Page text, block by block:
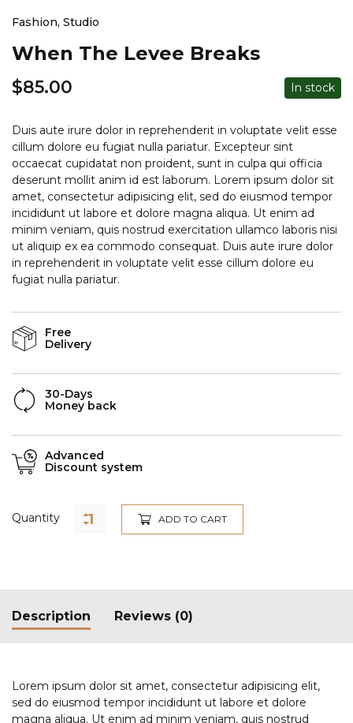
Fashion, Studio
When The Levee Breaks
$85.00 In stock
Duis aute irure dolor in reprehenderit in voluptate velit esse
cillum dolore eu fugiat nulla pariatur. Excepteur sint
occaecat cupidatat non proident, sunt in culpa qui officia
deserunt mollit anim id est laborum. Lorem ipsum dolor sit
amet, consectetur adipisicing elit, sed do eiusmod tempor
incididunt ut labore et dolore magna aliqua. Ut enim ad
minim veniam, quis nostrud exercitation ullamco laboris nisi
ut aliquip ex ea commodo consequat. Duis aute irure dolor
in reprehenderit in voluptate velit esse cillum dolore eu
fugiat nulla pariatur.
Free
Delivery
30-Days
Money back
Advanced
Discount system
Quantity ADD TO CART
Description Reviews (0)
Lorem ipsum dolor sit amet, consectetur adipisicing elit,
sed do eiusmod tempor incididunt ut labore et dolore
magna aliqua. Ut enim ad minim veniam, quis nostrud